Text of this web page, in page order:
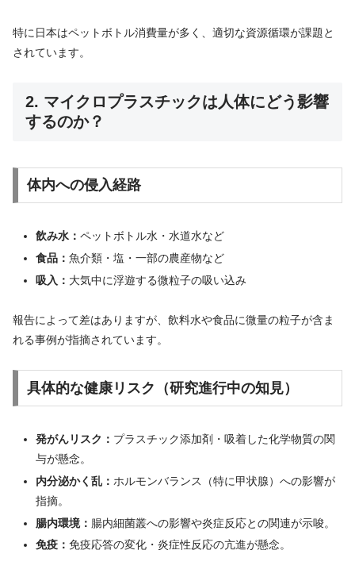
特に日本はペットボトル消費量が多く、適切な資源循環が課題と
されています。
2. マイクロプラスチックは人体にどう影響
するのか？
体内への侵入経路
飲み水： ペットボトル水・水道水など
食品： 魚介類・塩・一部の農産物など
吸入： 大気中に浮遊する微粒子の吸い込み
報告によって差はありますが、飲料水や食品に微量の粒子が含ま
れる事例が指摘されています。
具体的な健康リスク（研究進行中の知見）
発がんリスク： プラスチック添加剤・吸着した化学物質の関
与が懸念。
内分泌かく乱： ホルモンバランス（特に甲状腺）への影響が
指摘。
腸内環境： 腸内細菌叢への影響や炎症反応との関連が示唆。
免疫： 免疫応答の変化・炎症性反応の亢進が懸念。